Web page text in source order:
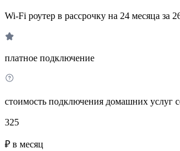
Wi-Fi роутер в рассрочку на 24 месяца за
платное подключение
стоимость подключения домашних услуг
325
₽ в месяц